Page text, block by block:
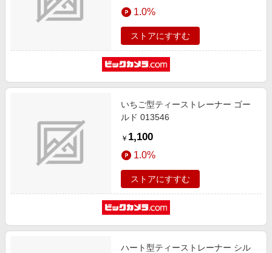
1.0%
ストアにすすむ
いちご型ティーストレーナー ゴー
ルド 013546
￥ 1,100
1.0%
ストアにすすむ
ハート型ティーストレーナー シル